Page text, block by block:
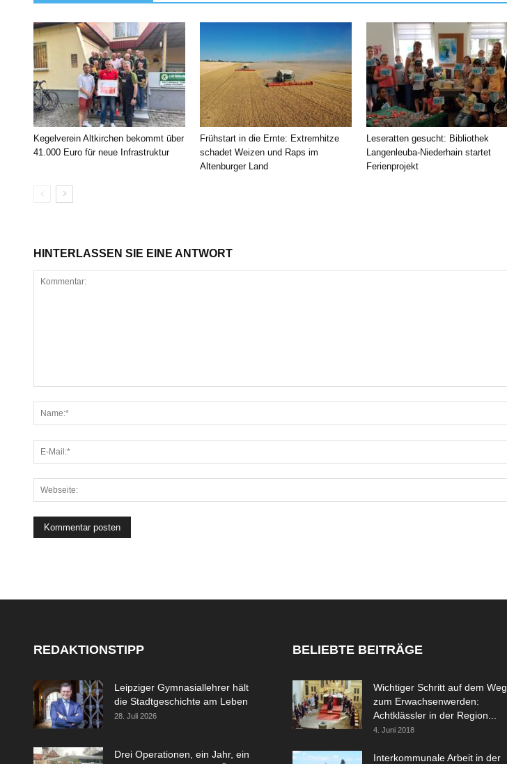
Kegelverein Altkirchen bekommt über
41.000 Euro für neue Infrastruktur
Frühstart in die Ernte: Extremhitze
schadet Weizen und Raps im
Altenburger Land
Leseratten gesucht: Bibliothek
Langenleuba-Niederhain startet
Ferienprojekt
HINTERLASSEN SIE EINE ANTWORT
REDAKTIONSTIPP
Leipziger Gymnasiallehrer hält
die Stadtgeschichte am Leben
28. Juli 2026
Drei Operationen, ein Jahr, ein
BELIEBTE BEITRÄGE
Wichtiger Schritt auf dem Weg
zum Erwachsenwerden:
Achtklässler in der Region...
4. Juni 2018
Interkommunale Arbeit in der